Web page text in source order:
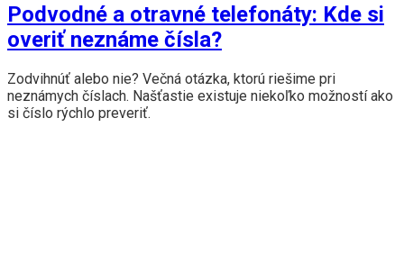
Podvodné a otravné telefonáty: Kde si
overiť neznáme čísla?
Zodvihnúť alebo nie? Večná otázka, ktorú riešime pri
neznámych číslach. Našťastie existuje niekoľko možností ako
si číslo rýchlo preveriť.